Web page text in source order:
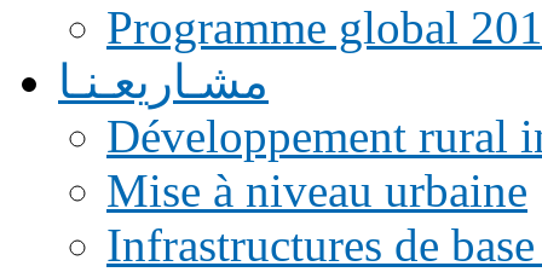
Programme global
مشـاريعـنـا
Développement rural
Mise à niveau urbaine
Infrastructures de